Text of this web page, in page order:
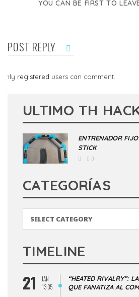
YOU CAN BE FIRST TO
POST REPLY
Only registered users can comment.
ULTIMO TH
ENTRENADOR
STICK
0
CATEGORÍAS
TIMELINE
21
JAN
13:35
“HEATED RIVALRY”:
QUE FANATIZA AL